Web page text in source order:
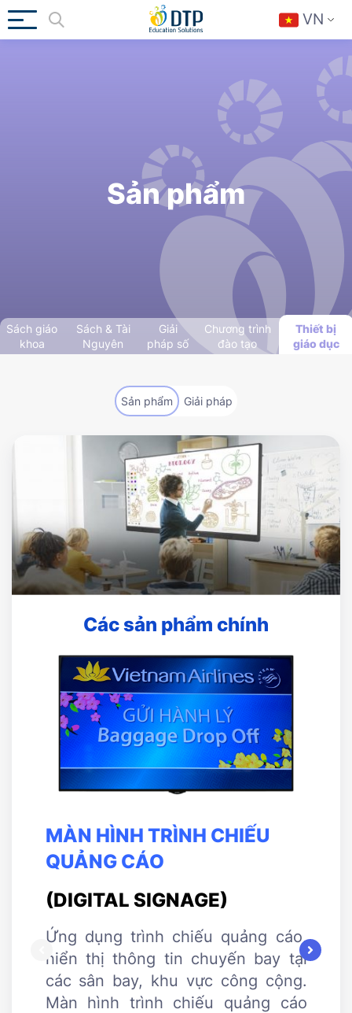
VN
Sản phẩm
Sách giáo
khoa
Sách & Tài
Nguyên
Giải
pháp số
Chương trình
đào tạo
Thiết bị
giáo dục
Sản phẩm Giải pháp
Các sản phẩm chính
MÀN HÌNH TRÌNH CHIẾU
QUẢNG CÁO
(DIGITAL SIGNAGE)
Ứng dụng trình chiếu quảng cáo,
hiển thị thông tin chuyến bay tại
các sân bay, khu vực công cộng.
Màn hình trình chiếu quảng cáo